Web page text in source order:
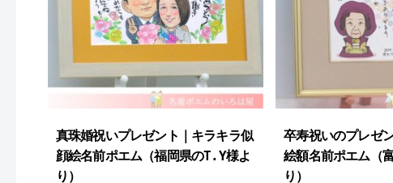
真珠婚祝いプレゼント｜キラキラ似
顔絵名前ポエム（福岡県のT.Y様よ
り ）
卒寿祝いのプレゼ
絵額名前ポエム（
り ）